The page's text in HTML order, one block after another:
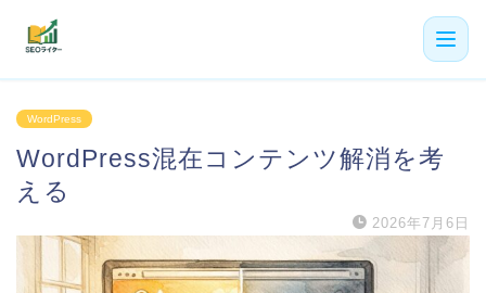
機能
利用者の声
よくある質問
WordPress
WordPress混在コンテンツ解消を考
える
2026年7月6日